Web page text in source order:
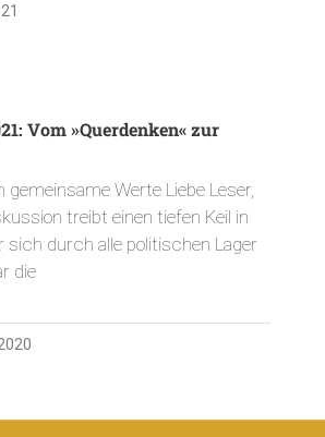
Vom »Querdenken« zur
gemeinsame Werte Liebe Leser,
treibt einen tiefen Keil in
sich durch alle politischen Lager
die